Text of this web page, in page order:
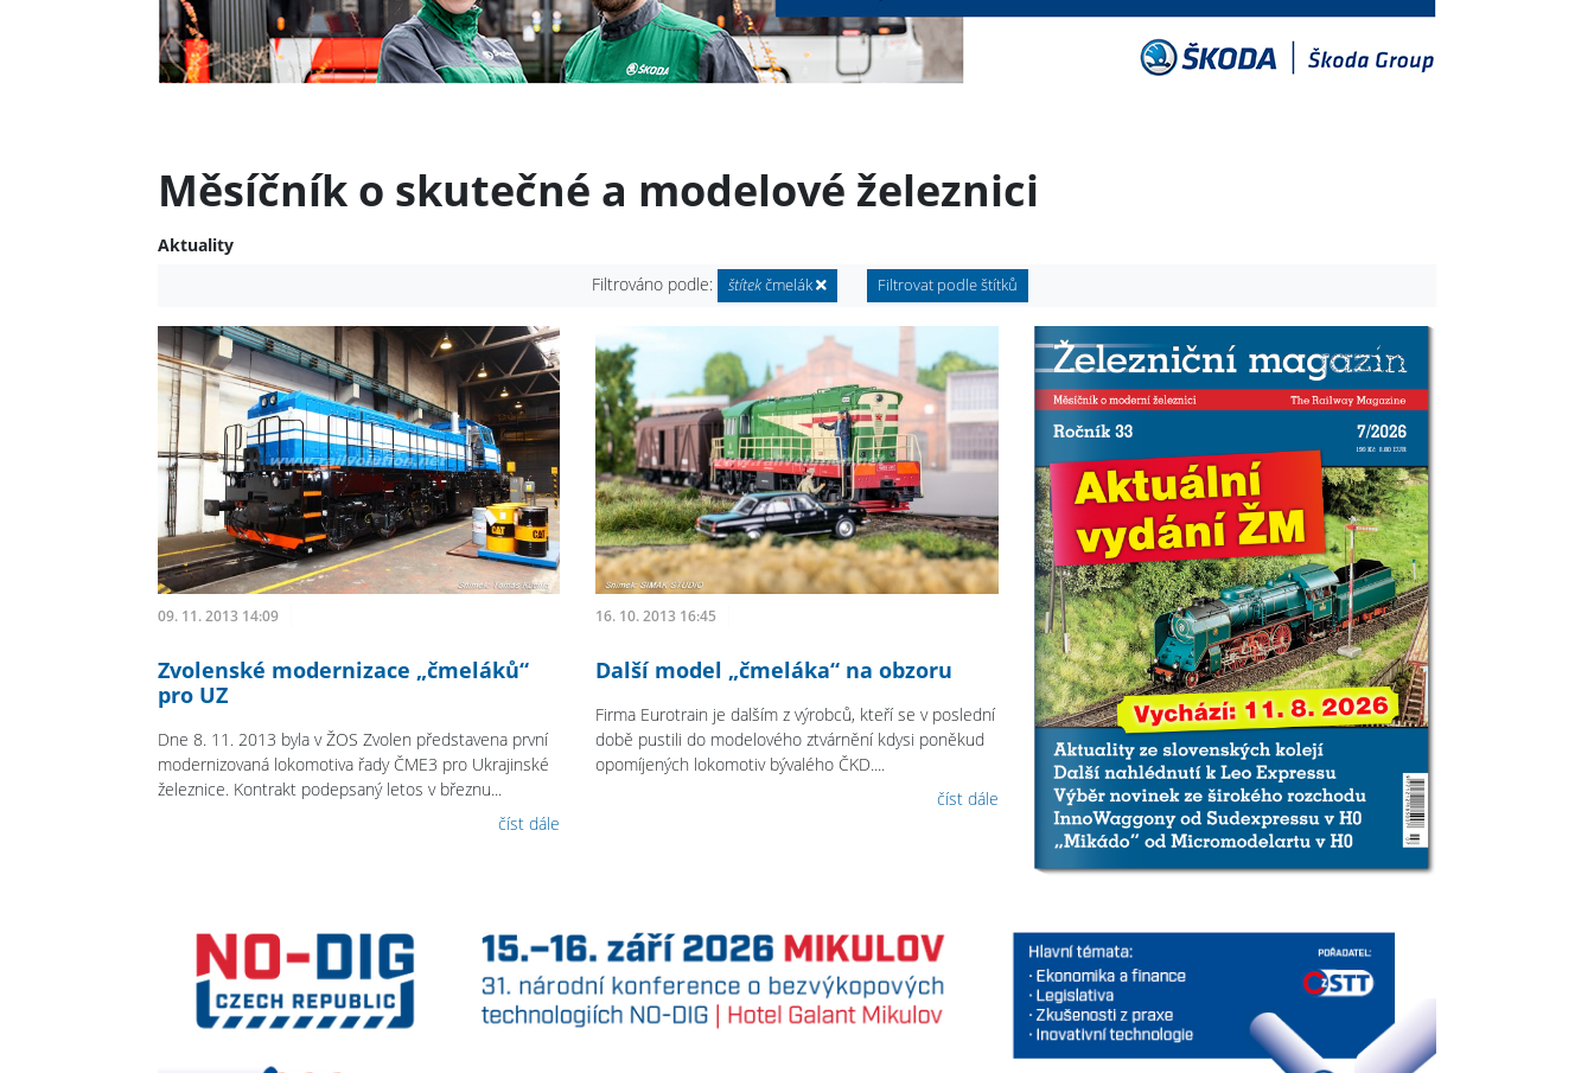
Měsíčník o skutečné a modelové železnici
Aktuality
Filtrováno podle:
štítekčmelák Filtrovat podle štítků
09. 11. 2013 14:09
Zvolenské modernizace „čmeláků“
pro UZ
Dne 8. 11. 2013 byla v ŽOS Zvolen představena první
modernizovaná lokomotiva řady ČME3 pro Ukrajinské
železnice. Kontrakt podepsaný letos v březnu...
číst dále
16. 10. 2013 16:45
Další model „čmeláka“ na obzoru
Firma Eurotrain je dalším z výrobců, kteří se v poslední
době pustili do modelového ztvárnění kdysi poněkud
opomíjených lokomotiv bývalého ČKD....
číst dále